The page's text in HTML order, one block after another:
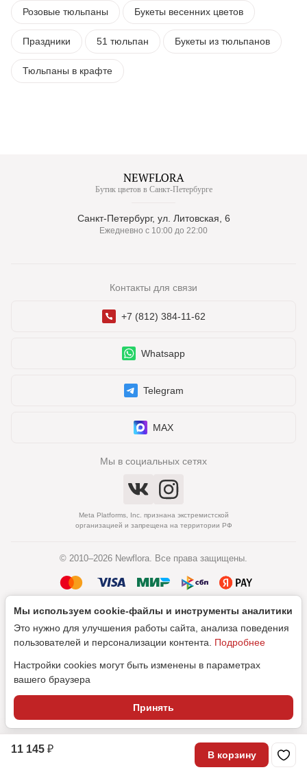
11 145 ₽ В корзину
Розовые тюльпаны Букеты весенних цветов
Праздники 51 тюльпан Букеты из тюльпанов
Тюльпаны в крафте
Бутик цветов в Санкт-Петербурге
Санкт-Петербург, ул. Литовская, 6
Ежедневно с 10:00 до 22:00
Контакты для связи
+7 (812) 384-11-62
Whatsapp
Telegram
MAX
Мы в социальных сетях
Meta Platforms, Inc. признана экстремистской
организацией и запрещена на территории РФ
© 2010–2026 Newflora. Все права защищены.
Политика обработки персональных данных
Согласие на обработку персональных данных
SEO-продвижение
Мы используем cookie‑файлы и инструменты аналитики
Это нужно для улучшения работы сайта, анализа поведения
пользователей и персонализации контента. Подробнее
Настройки cookies могут быть изменены в параметрах
вашего браузера
Принять